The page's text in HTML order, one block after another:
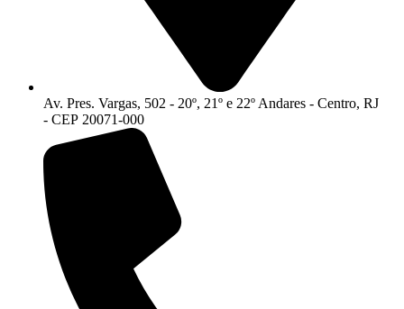
Av. Pres. Vargas, 502 - 20º, 21º e 22º Andares - Centro, RJ
- CEP 20071-000